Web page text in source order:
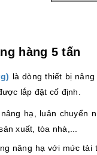
hàng 5 tấn
là dòng thiết bị
lắp đặt cố định.
hạ, luân chuyển
xuất, tòa nhà,...
nâng hạ với mức